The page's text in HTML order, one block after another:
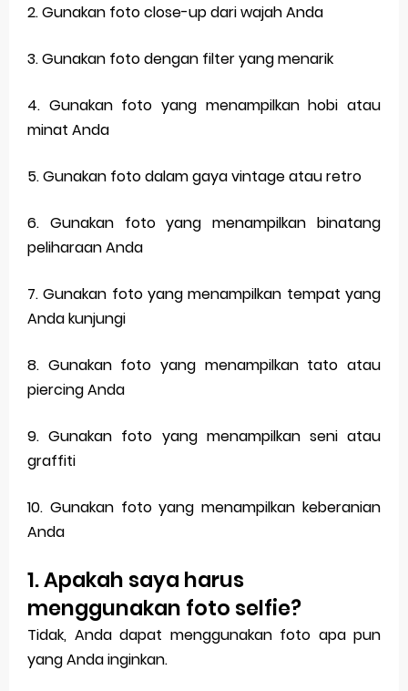
2. Gunakan foto close-up dari wajah Anda
3. Gunakan foto dengan filter yang menarik
4. Gunakan foto yang menampilkan hobi atau
minat Anda
5. Gunakan foto dalam gaya vintage atau retro
6. Gunakan foto yang menampilkan binatang
peliharaan Anda
7. Gunakan foto yang menampilkan tempat yang
Anda kunjungi
8. Gunakan foto yang menampilkan tato atau
piercing Anda
9. Gunakan foto yang menampilkan seni atau
graffiti
10. Gunakan foto yang menampilkan keberanian
Anda
1. Apakah saya harus
menggunakan foto selfie?
Tidak, Anda dapat menggunakan foto apa pun
yang Anda inginkan.